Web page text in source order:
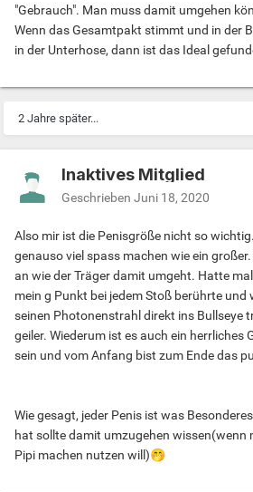
"Gebrauch". Man muss damit umgehen
Wenn das Gesamtpakt stimmt und in der
in der Unterhose, dann ist das Ideal
2 Jahre später...
Inaktives Mitglied
Geschrieben Juni 18, 2020
Also mir ist die Penisgröße nicht so
genauso viel spass machen wie ein
an wie der Träger damit umgeht. Hatte
mein g Punkt bei jedem Stoß berührte und
seinen Photonenstrahl direkt ins Bullseye
geiler. Wiederum ist es auch ein herrliches
sein und vom Anfang bist zum Ende das
Wie gesagt, jeder Penis ist was
hat sollte damit umzugehen wissen(wenn
Pipi machen nutzen will)🤭